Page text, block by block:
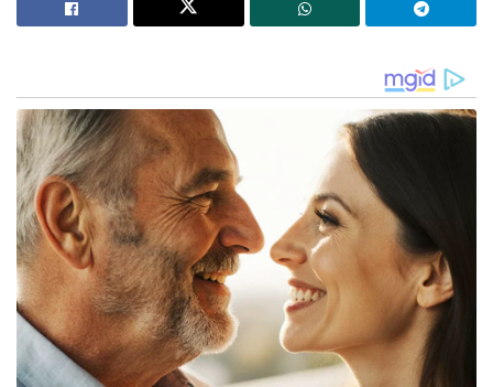
മുതിർന്ന പോലീസ് ഉദ്യോഗസ്ഥനെ മർദ്ദിച്ചു, ഇൽതിജ
ആർ.ജി കർ കേസ്: തെളിവ് നശിപ്പിക്കലിൽ സമഗ്ര
അന്വേഷണത്തിന് പ്രത്യേക സി.ബി.ഐ സംഘത്തെ
നിയോഗിച്ച് കൽക്കട്ട ഹൈക്കോടതി
ജീവിതത്തിലും കായിക മത്സരം നല്ലതും ചീത്തയും
ഉണ്ടാകുമെന്ന് രൺവീർ സിംഗ് ഇൻസ്റ്റഗ്രാമിൽ കുറിച്ചു.
ചില ഉയർച്ചകൾ, ചില താഴ്ച്ചകൾ. ചില നല്ല ദിനങ്ങൾ,
ചില മോശം ദിനങ്ങൾ. ചിലപ്പോൾ ജയിക്കും,
ചിലപ്പോൾ തോൽക്കും. അതാണ് സ്‌പോർട്‌സ്.
അതാണ് ജീവിതം. സർവ്വസവും നമുക്ക് തന്ന നമ്മുടെ
ചുണക്കുട്ടികളെ പ്രശംസിക്കുന്നുവെന്നും അദ്ദേഹം